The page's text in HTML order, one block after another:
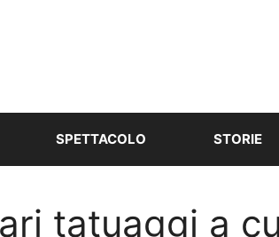
SPETTACOLO STORIE
tatuaggi a